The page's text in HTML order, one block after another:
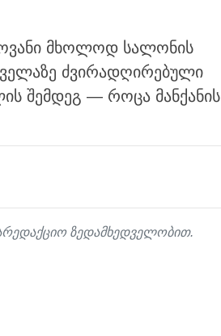
მხოლოდ სალონის
ძვირადღირებული
შემდეგ — როცა მანქანის
ზედამხედველობით.